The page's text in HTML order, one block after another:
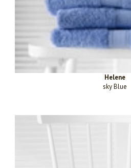
Helene
sky Blue